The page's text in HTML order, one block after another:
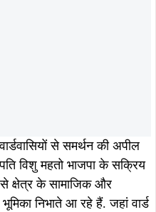
से समर्थन की अपील
विशु महतो भाजपा के सक्रिय
क्षेत्र के सामाजिक और
निभाते आ रहे हैं. जहां वार्ड